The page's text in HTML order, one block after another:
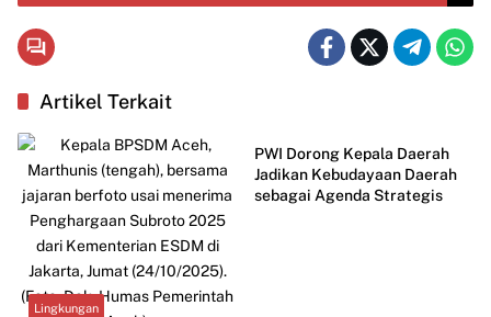
Artikel Terkait
Lingkungan
PWI Dorong Kepala Daerah
Jadikan Kebudayaan Daerah
sebagai Agenda Strategis